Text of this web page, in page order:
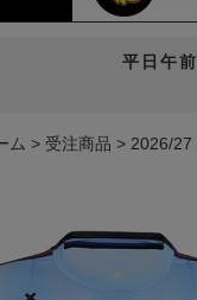
平日午
ム 受注商品 2026/27